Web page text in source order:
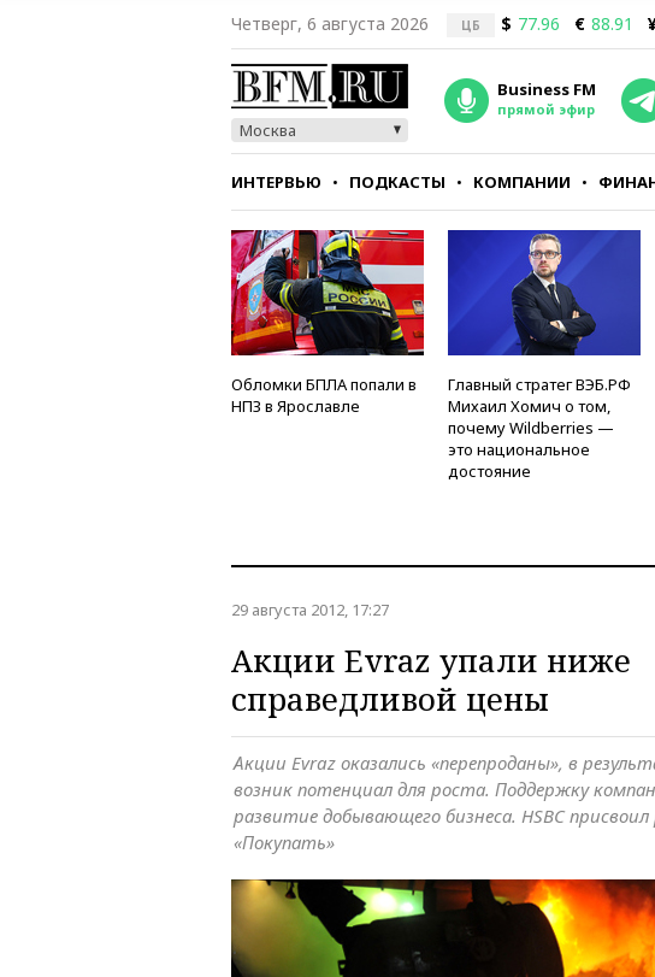
Четверг, 6 августа 2026 ЦБ $ 77.96 € 88.91 ¥
Москва
Business FM
прямой эфир
ИНТЕРВЬЮ ПОДКАСТЫ КОМПАНИИ
СТИЛЬ ТЕСТЫ
Обломки БПЛА попали в
НПЗ в Ярославле
Главный стратег ВЭБ.РФ
Михаил Хомич о том,
почему Wildberries —
это национальное
достояние
29 августа 2012, 17:27
Акции Evraz упали ниже
справедливой цены
Акции Evraz оказались «перепроданы», в
возник потенциал для роста. Поддержку
развитие добывающего бизнеса. HSBC
«Покупать»